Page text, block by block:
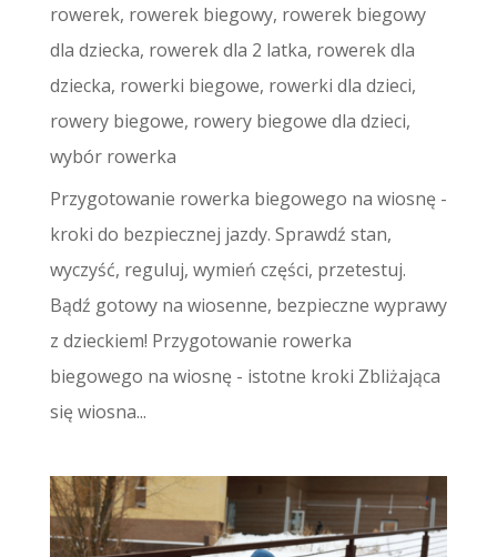
rowerek, rowerek biegowy, rowerek biegowy
dla dziecka, rowerek dla 2 latka, rowerek dla
dziecka, rowerki biegowe, rowerki dla dzieci,
rowery biegowe, rowery biegowe dla dzieci,
wybór rowerka
Przygotowanie rowerka biegowego na wiosnę -
kroki do bezpiecznej jazdy. Sprawdź stan,
wyczyść, reguluj, wymień części, przetestuj.
Bądź gotowy na wiosenne, bezpieczne wyprawy
z dzieckiem! Przygotowanie rowerka
biegowego na wiosnę - istotne kroki Zbliżająca
się wiosna...